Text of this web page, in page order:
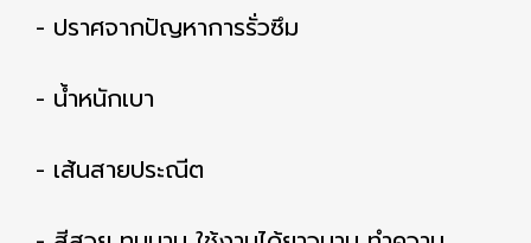
- ปราศจากปัญหาการรั่วซึม
- น้ำหนักเบา
- เส้นสายประณีต